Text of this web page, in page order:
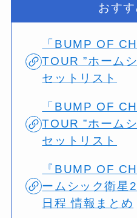
おす
「BUMP OF
TOUR ”ホーム
セットリスト
「BUMP OF
TOUR ”ホーム
セットリスト
『BUMP OF
ームシック衛星
日程 情報まとめ